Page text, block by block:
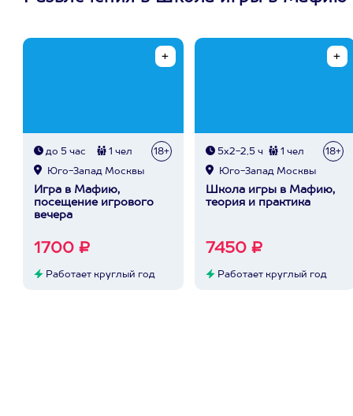
до 5 час 1 чел 18+
Юго-Запад Москвы
Игра в Мафию,
посещение игрового
вечера
1700 ₽
Работает круглый год
5х2-2,5 ч 1 чел 18+
Юго-Запад Москвы
Школа игры в Мафию,
теория и практика
7450 ₽
Работает круглый год